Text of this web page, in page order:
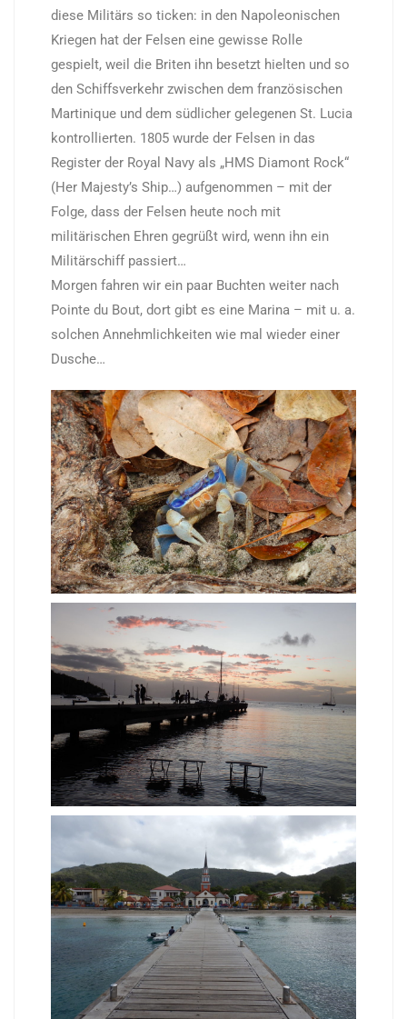
diese Militärs so ticken: in den Napoleonischen
Kriegen hat der Felsen eine gewisse Rolle
gespielt, weil die Briten ihn besetzt hielten und so
den Schiffsverkehr zwischen dem französischen
Martinique und dem südlicher gelegenen St. Lucia
kontrollierten. 1805 wurde der Felsen in das
Register der Royal Navy als „HMS Diamont Rock“
(Her Majesty’s Ship…) aufgenommen – mit der
Folge, dass der Felsen heute noch mit
militärischen Ehren gegrüßt wird, wenn ihn ein
Militärschiff passiert…
Morgen fahren wir ein paar Buchten weiter nach
Pointe du Bout, dort gibt es eine Marina – mit u. a.
solchen Annehmlichkeiten wie mal wieder einer
Dusche…